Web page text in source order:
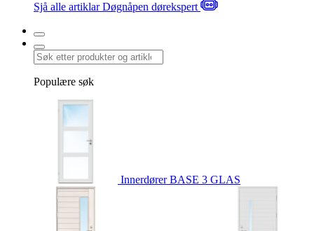
Sjå alle artiklarDøgnåpen dørekspert
Populære søk
InnerdørerBASE 3 GLAS